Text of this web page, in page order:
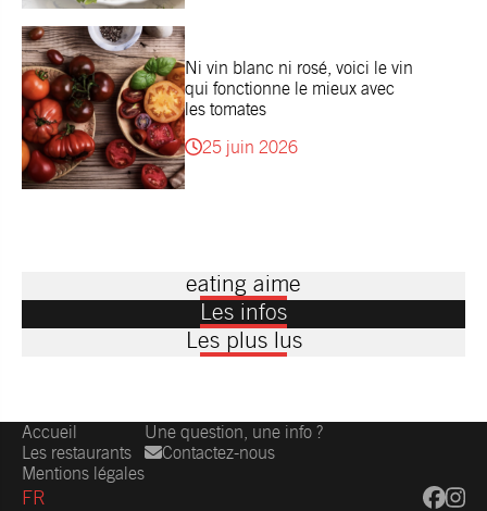
Ni vin blanc ni rosé, voici le vin
qui fonctionne le mieux avec
les tomates
25 juin 2026
eating aime
Les infos
Les plus lus
Accueil
Les restaurants
Mentions légales
Une question, une info ?
Contactez-nous
FR